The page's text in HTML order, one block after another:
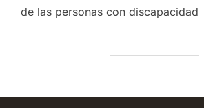
de las personas con discapacidad